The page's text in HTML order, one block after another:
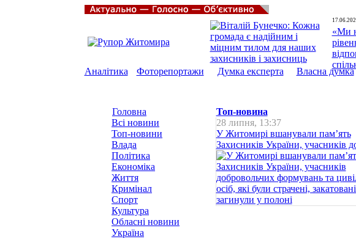
«Ми
Аналітика Фоторепортажи Думка експерта Власна думка
Головна
Всі новини
Топ-новини
Влада
Політика
Економіка
Життя
Кримінал
Спорт
Культура
Обласні новини
Україна
Топ-новина
28 липня, 13:37
У Житомирі вшанували пам’ять
Захисників України, учасників